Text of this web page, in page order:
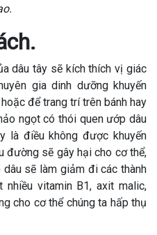
dâu tây sẽ kích thích vị giác
gia dinh dưỡng khuyến
để trang trí trên bánh hay
ngọt có thói quen ướp dâu
là điều không được khuyến
đường sẽ gây hại cho cơ thể,
sẽ làm giảm đi các thành
vitamin B1, axit malic,
cho cơ thể chúng ta hấp thụ